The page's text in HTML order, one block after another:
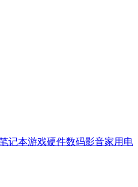
记本游戏硬件数码影音家用电